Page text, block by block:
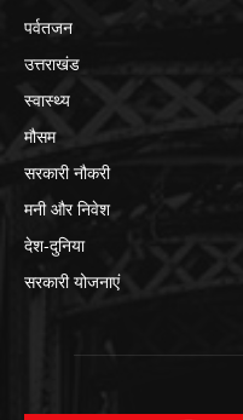
पर्वतजन
उत्तराखंड
स्वास्थ्य
मौसम
सरकारी नौकरी
मनी और निवेश
देश-दुनिया
सरकारी योजनाएं